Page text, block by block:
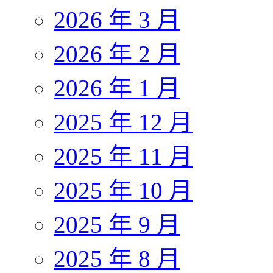
2026 年 3 月
2026 年 2 月
2026 年 1 月
2025 年 12 月
2025 年 11 月
2025 年 10 月
2025 年 9 月
2025 年 8 月